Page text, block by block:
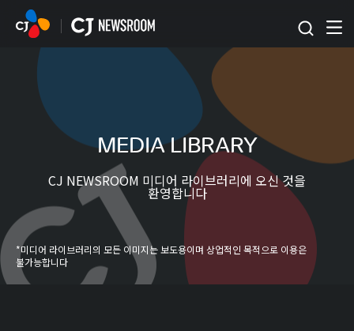
본문 바로가기
MEDIA LIBRARY
CJ NEWSROOM 미디어 라이브러리에 오신 것을
환영합니다
*미디어 라이브러리의 모든 이미지는 보도용이며 상업적인 목적으로 이용은
불가능합니다